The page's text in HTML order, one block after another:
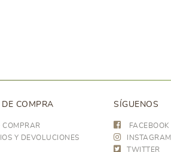
COMPRA
COMPRAR
Y DEVOLUCIONES
SÍGUENOS
FACEBOOK
INSTAGRAM
TWITTER